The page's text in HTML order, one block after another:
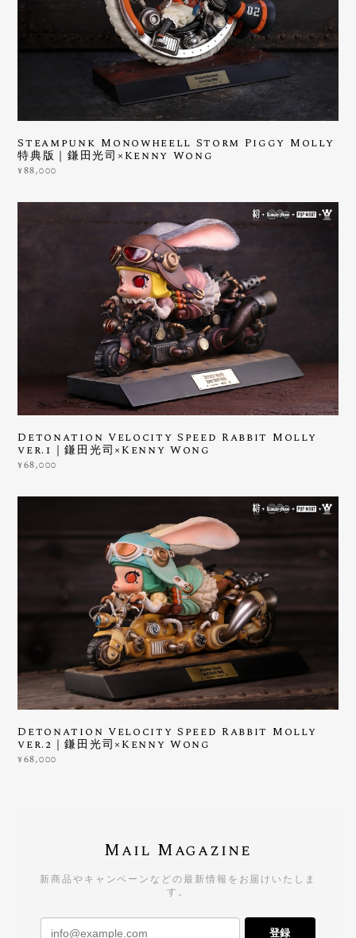
Steampunk Monowheell Storm Piggy Molly
特典版｜鎌田光司×Kenny Wong
¥88,000
Detonation Velocity Speed Rabbit Molly
ver.1｜鎌田光司×Kenny Wong
¥68,000
Detonation Velocity Speed Rabbit Molly
ver.2｜鎌田光司×Kenny Wong
¥68,000
Mail Magazine
新商品やキャンペーンなどの最新情報をお届けいたしま
す。
登録